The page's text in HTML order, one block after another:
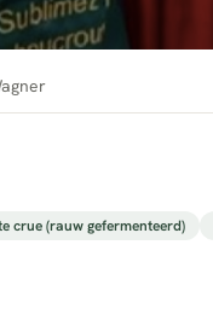
crue (rauw gefermenteerd)